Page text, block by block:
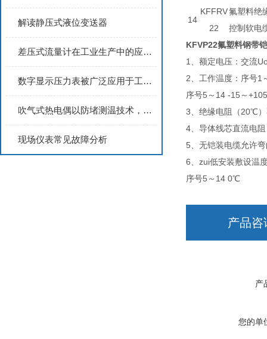
解读静压式液位变送器
差压式流量计在工业生产中的应用与价值
数字显示压力表被广泛应用于工业领域中
吹气式热电偶以防堵测温技术，助力企业提升高温生产过程的温度管控精度
现场仪表常见故障分析
14
KFFRV
22
氟塑料绝
控制软电
KFVP22氟塑料钢带
1、额定电压：交流
2、工作温度：序号
序号5～14 -15～
3、绝缘电阻（20℃
4、导体线芯直流电
5、无铠装电缆允许
6、zui低安装敷设温
序号5～14 0℃
产品咨
产
您的单